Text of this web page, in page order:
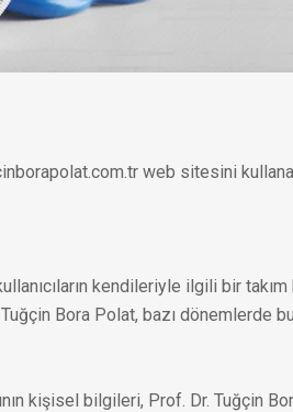
web sitesini
kendileriyle ilgili bir takım
Bora Polat, bazı dönemlerde
kişisel bilgileri, Prof. Dr. Tuğçin